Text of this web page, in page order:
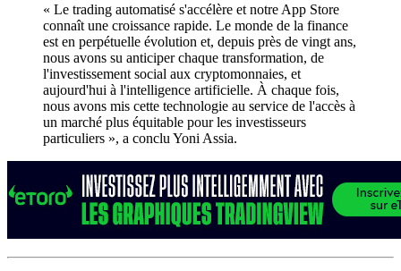
« Le trading automatisé s'accélère et notre App Store
connaît une croissance rapide. Le monde de la finance
est en perpétuelle évolution et, depuis près de vingt ans,
nous avons su anticiper chaque transformation, de
l'investissement social aux cryptomonnaies, et
aujourd'hui à l'intelligence artificielle. À chaque fois,
nous avons mis cette technologie au service de l'accès à
un marché plus équitable pour les investisseurs
particuliers », a conclu Yoni Assia.